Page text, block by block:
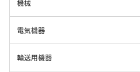
機械
電気機器
輸送用機器